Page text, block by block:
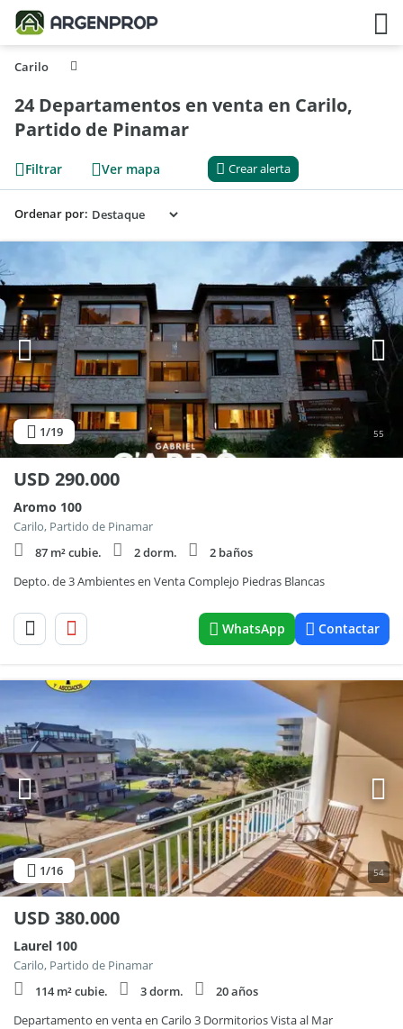
Carilo
24 Departamentos en venta en Carilo,
Partido de Pinamar
Filtrar Ver mapa Crear alerta
Ordenar por:
1/19 55
USD 290.000
Aromo 100
Carilo, Partido de Pinamar
87 m² cubie.
2 dorm.
2 baños
Depto. de 3 Ambientes en Venta Complejo Piedras Blancas
WhatsApp Contactar
1/16 54
USD 380.000
Laurel 100
Carilo, Partido de Pinamar
114 m² cubie.
3 dorm.
20 años
Departamento en venta en Carilo 3 Dormitorios Vista al Mar